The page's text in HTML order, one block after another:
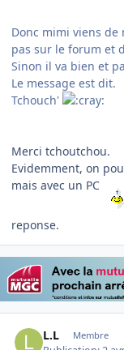
Donc mimi viens
pas sur le forum et
Sinon il va bien et
Le message est dit.
Tchouch'
Merci tchoutchou.
Evidemment, on
mais avec un PC
reponse.
L.L Membre